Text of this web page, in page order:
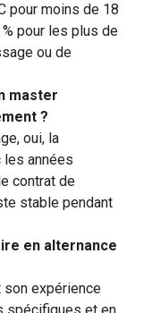
pour moins de 18
pour les plus de
ou de
master
?
oui, la
les années
contrat de
stable pendant
en alternance
son expérience